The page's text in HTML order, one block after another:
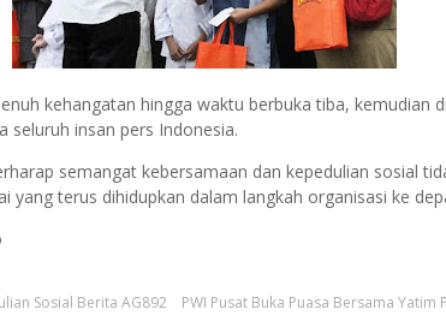
kehangatan hingga waktu berbuka tiba, kemudian
seluruh insan pers Indonesia.
semangat kebersamaan dan kepedulian sosial
yang terus dihidupkan dalam langkah organisasi ke
Sosial Berita AG892 PWI Pusat Buka Puasa Bersama Yatim